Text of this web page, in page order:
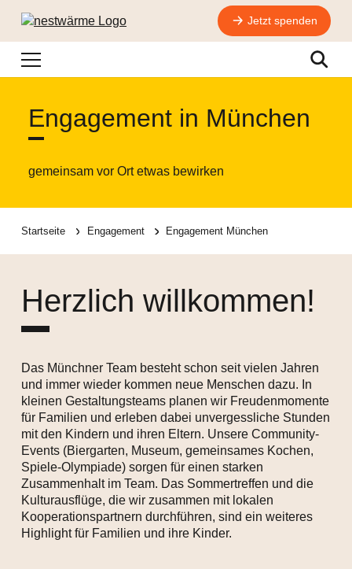
Jetzt spenden
Navigation Suche
Engagement in München
gemeinsam vor Ort etwas bewirken
Startseite Engagement Engagement München
Herzlich willkommen!
Das Münchner Team besteht schon seit vielen Jahren
und immer wieder kommen neue Menschen dazu. In
kleinen Gestaltungsteams planen wir Freudenmomente
für Familien und erleben dabei unvergessliche Stunden
mit den Kindern und ihren Eltern. Unsere Community-
Events (Biergarten, Museum, gemeinsames Kochen,
Spiele-Olympiade) sorgen für einen starken
Zusammenhalt im Team. Das Sommertreffen und die
Kulturausflüge, die wir zusammen mit lokalen
Kooperationspartnern durchführen, sind ein weiteres
Highlight für Familien und ihre Kinder.